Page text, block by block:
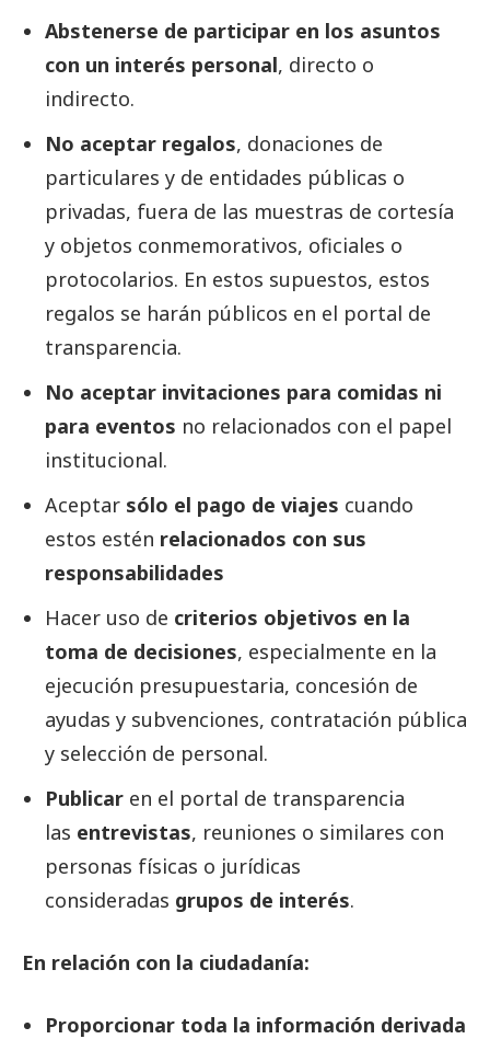
Abstenerse de participar en los asuntos
con un interés personal, directo o
indirecto.
No aceptar regalos, donaciones de
particulares y de entidades públicas o
privadas, fuera de las muestras de cortesía
y objetos conmemorativos, oficiales o
protocolarios. En estos supuestos, estos
regalos se harán públicos en el portal de
transparencia.
No aceptar invitaciones para comidas ni
para eventos no relacionados con el papel
institucional.
Aceptar sólo el pago de viajes cuando
estos estén relacionados con sus
responsabilidades
Hacer uso de criterios objetivos en la
toma de decisiones, especialmente en la
ejecución presupuestaria, concesión de
ayudas y subvenciones, contratación pública
y selección de personal.
Publicar en el portal de transparencia
las entrevistas, reuniones o similares con
personas físicas o jurídicas
consideradas grupos de interés.
En relación con la ciudadanía:
Proporcionar toda la información derivada